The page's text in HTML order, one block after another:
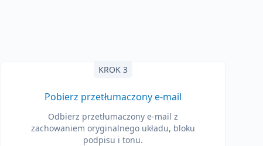
KROK 3
Pobierz przetłumaczony e-mail
Odbierz przetłumaczony e-mail z
zachowaniem oryginalnego układu, bloku
podpisu i tonu.